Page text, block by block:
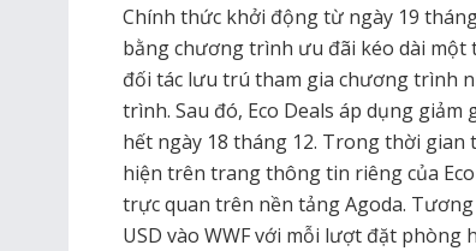
Chính thức khởi động từ ngày 19
bằng chương trình ưu đãi kéo dài một
đối tác lưu trú tham gia chương trình
trình. Sau đó, Eco Deals áp dụng giảm
hết ngày 18 tháng 12. Trong thời gian
hiện trên trang thông tin riêng của
trực quan trên nền tảng Agoda.
USD vào WWF với mỗi lượt đặt